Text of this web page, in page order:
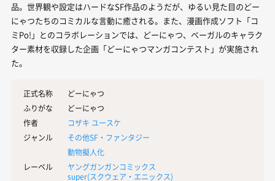
品。世界観や設定はハードなSF作品のようだが、ゆるい見た目のどー
にゃつたちのコミカルな言動に癒される。また、漫画作成ソフト「コ
ミPo!」とのコラボレーションでは、どーにゃつ、ベーガルのキャラク
ター素材を収録した企画「どーにゃつマンガコンテスト」が実施され
た。
正式名称
どーにゃつ
ふりがな
どーにゃつ
作者
コザキ ユースケ
ジャンル
その他SF・ファンタジー
動物擬人化
レーベル
ヤングガンガンコミックス
super(スクウェア・エニックス)